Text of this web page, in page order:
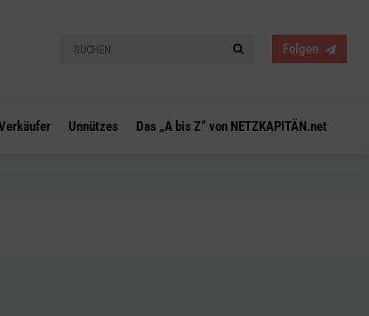
for:
Folgen
Unnützes Das „A bis Z“ von NETZKAPITÄN.net